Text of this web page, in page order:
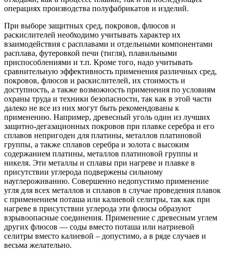
операциях производства полуфабрикатов и изделий.
При выборе защитных сред, покровов, флюсов и
раскислителей необходимо учитывать характер их
взаимодействия с расплавами и отдельными компонентами
расплава, футеровкой печи (тигля), плавильными
приспособлениями и т.п. Кроме того, надо учитывать
сравнительную эффективность применения различных сред,
покровов, флюсов и раскислителей, их стоимость и
доступность, а также возможность применения по условиям
охраны труда и техники безопасности, так как в этой части
далеко не все из них могут быть рекомендованы к
применению. Например, древесный уголь один из лучших
защитно-дегазационных покровов при плавке серебра и его
сплавов непригоден для платины, металлов платиновой
группы, а также сплавов серебра и золота с высоким
содержанием платины, металлов платиновой группы и
никеля. Эти металлы и сплавы при нагреве и плавке в
присутствии углерода подвержены сильному
науглероживанию. Совершенно недопустимо применение
угля для всех металлов и сплавов в случае проведения плавок
с применением поташа или калиевой селитры, так как при
нагреве в присутствии углерода эти флюсы образуют
взрывоопасные соединения. Применение с древесным углем
других флюсов — соды вместо поташа или натриевой
селитры вместо калиевой – допустимо, а в ряде случаев и
весьма желательно.